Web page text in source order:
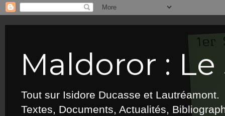
Maldoror : Le
Tout sur Isidore Ducasse et Lautréamont.
Textes, Documents, Actualités,